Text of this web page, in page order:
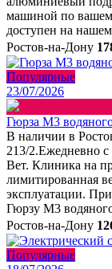
машиной по
доступен на
Ростов-на-Дону
Популярные
23/07/2026
Гюрза М3
В наличии в
213/2.Ежедневно
Вет. Клиника на
лимитированная
эксплуатации.
Гюрзу М3
Ростов-на-Дону
Популярные